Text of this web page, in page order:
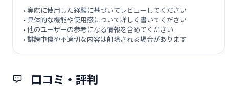
口コミ・評判
• 実際に使用した経験に基づいてレビューしてください
• 具体的な機能や使用感について詳しく書いてください
• 他のユーザーの参考になる情報を含めてください
• 誹謗中傷や不適切な内容は削除される場合があります